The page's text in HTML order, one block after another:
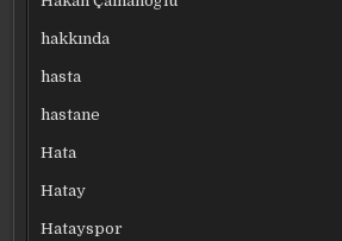
hakkında
hasta
hastane
Hata
Hatay
Hatayspor